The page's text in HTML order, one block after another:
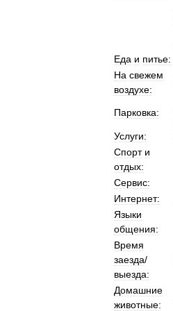
Еда и питье:
На свежем
воздухе:
Парковка:
Услуги:
Спорт и
отдых:
Сервис:
Интернет:
Языки
общения:
Время
заезда/
выезда:
Домашние
животные: